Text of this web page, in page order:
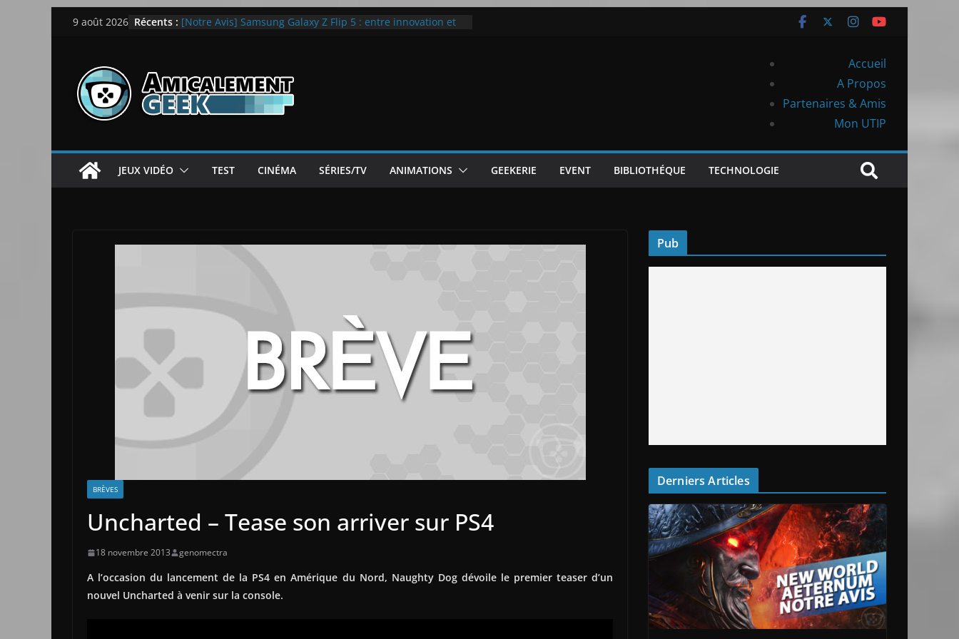
Passer9 août 2026 Récents : [Notre Avis] Samsung Galaxy Z Flip 5 : entre innovation et
[Notre Avis] Spy x Family: Code White
LEGO dévoile la LEGO Technic McLaren P1
Accueil
A Propos
Partenaires & Amis
Mon UTIP
JEUX VIDÉO TEST CINÉMA SÉRIES/TV ANIMATIONS GEEKERIE EVENT BIBLIOTHÉQUE TECHNOLOGIE
BRÈVES
Uncharted – Tease son arriver sur PS4
18 novembre 2013 genomectra
A l’occasion du lancement de la PS4 en Amérique du Nord, Naughty Dog dévoile le premier teaser d’un
nouvel Uncharted à venir sur la console.
Pub
Derniers Articles